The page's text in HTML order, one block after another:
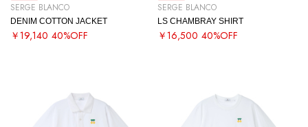
SERGE BLANCO
DENIM COTTON JACKET
￥19,140 40%OFF
SERGE BLANCO
LS CHAMBRAY SHIRT
￥16,500 40%OFF